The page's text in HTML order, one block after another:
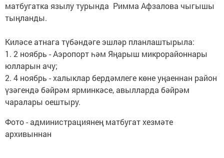
матбугатка язылу турында Римма Афзалова чыгышы
тыңланды.
Киләсе атнага түбәндәге эшләр планлаштырыла:
1. 2 ноябрь - Аэропорт һәм Яңарыш микрорайоннары
юлларын ачу;
2. 4 ноябрь - халыклар бердәмлеге көне уңаеннан район
үзәгендә бәйрәм ярминкәсе, авылларда бәйрәм
чаралары оештыру.
Фото - администрациянең матбугат хезмәте
архивыннан